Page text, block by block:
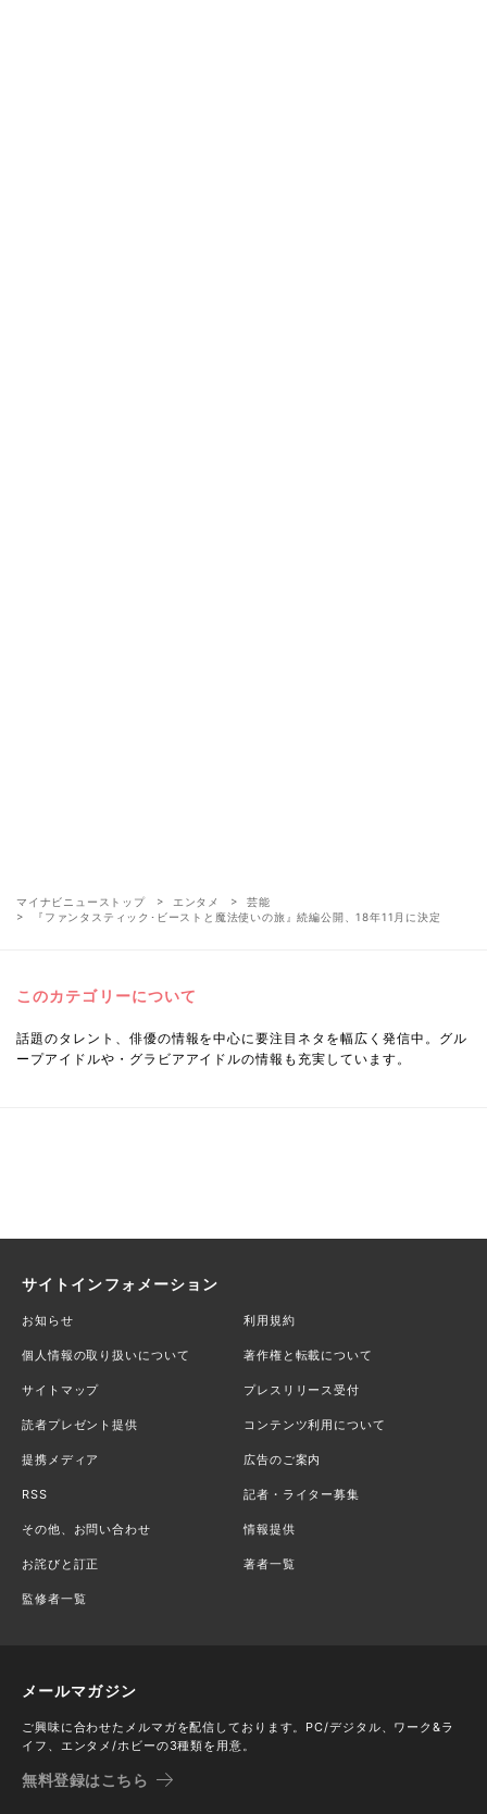
マイナビニューストップ エンタメ
芸能
『ファンタスティック･ビーストと魔法使いの旅』続編公開、18年11月に決定
このカテゴリーについて
話題のタレント、俳優の情報を中心に要注目ネタを幅広く発信中。グル
ープアイドルや・グラビアアイドルの情報も充実しています。
サイトインフォメーション
お知らせ 利用規約
個人情報の取り扱いについて 著作権と転載について
サイトマップ プレスリリース受付
読者プレゼント提供 コンテンツ利用について
提携メディア 広告のご案内
RSS 記者・ライター募集
その他、お問い合わせ 情報提供
お詫びと訂正 著者一覧
監修者一覧
メールマガジン
ご興味に合わせたメルマガを配信しております。PC/デジタル、ワーク&ラ
イフ、エンタメ/ホビーの3種類を用意。
無料登録はこちら